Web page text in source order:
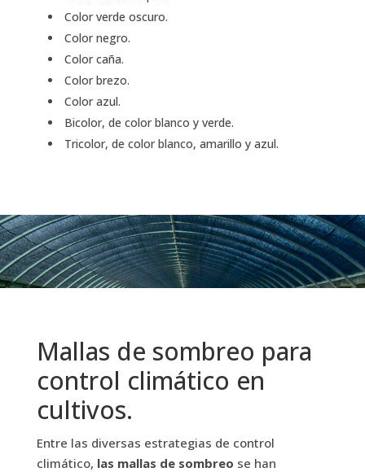
Color verde oscuro.
Color negro.
Color caña.
Color brezo.
Color azul.
Bicolor, de color blanco y verde.
Tricolor, de color blanco, amarillo y azul.
Mallas de sombreo para
control climático en
cultivos.
Entre las diversas estrategias de control
climático, las mallas de sombreo se han